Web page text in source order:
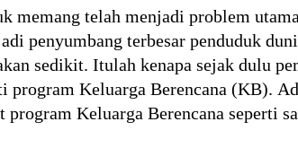
memang telah menjadi problem
penyumbang terbesar penduduk
sedikit. Itulah kenapa sejak dulu
program Keluarga Berencana (KB).
program Keluarga Berencana seperti